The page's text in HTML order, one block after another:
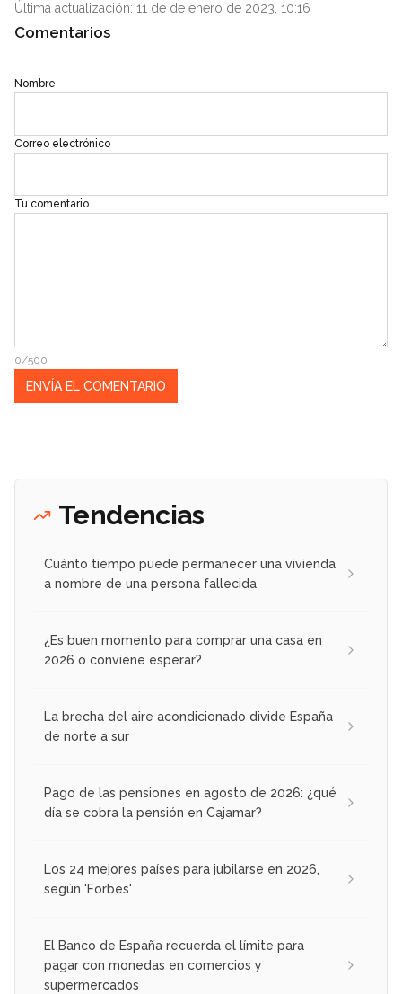
Última actualización: 11 de de enero de 2023, 10:16
Comentarios
Nombre
Correo electrónico
Tu comentario
0/500
Tendencias
Cuánto tiempo puede permanecer una vivienda
a nombre de una persona fallecida
¿Es buen momento para comprar una casa en
2026 o conviene esperar?
La brecha del aire acondicionado divide España
de norte a sur
Pago de las pensiones en agosto de 2026: ¿qué
día se cobra la pensión en Cajamar?
Los 24 mejores países para jubilarse en 2026,
según 'Forbes'
El Banco de España recuerda el límite para
pagar con monedas en comercios y
supermercados